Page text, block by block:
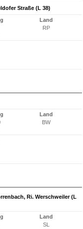
Straße (L 38)
Land
RP
Land
BW
Ri. Werschweiler (L
Land
SL